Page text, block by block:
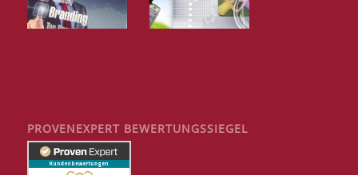
PROVENEXPERT BEWERTUNGSSIEGEL